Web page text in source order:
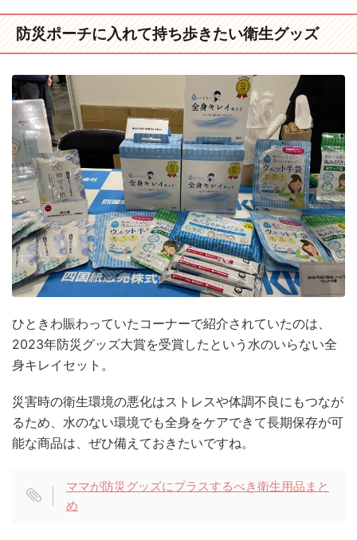
防災ポーチに入れて持ち歩きたい衛生グッズ
ひときわ賑わっていたコーナーで紹介されていたのは、
2023年防災グッズ大賞を受賞したという水のいらない全
身キレイセット。
災害時の衛生環境の悪化はストレスや体調不良にもつなが
るため、水のない環境でも全身をケアできて長期保存が可
能な商品は、ぜひ備えておきたいですね。
ママが防災グッズにプラスするべき衛生用品まと
め